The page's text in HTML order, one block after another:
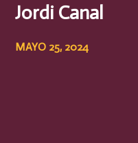
Jordi Canal
MAYO 25, 2024